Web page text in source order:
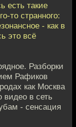
есть такие
то странного:
- как в
это всё
Разборки
Рафиков
как Москва
в сеть
- сенсация